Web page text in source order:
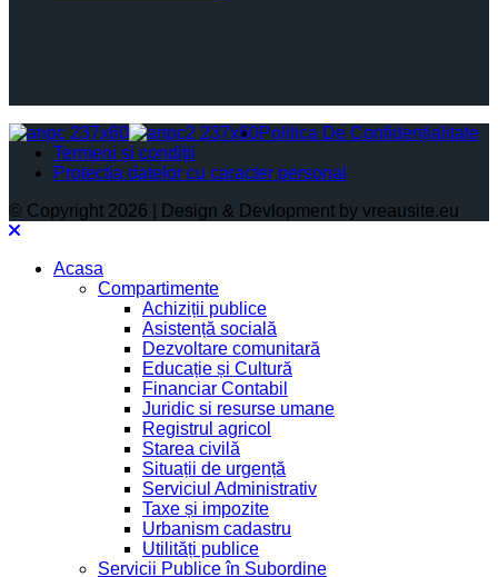
Politica De Confidențialitate
Termeni și condiții
Protectia datelor cu caracter personal
© Copyright 2026 | Design & Devlopment by vreausite.eu
Acasa
Compartimente
Achiziții publice
Asistență socială
Dezvoltare comunitară
Educație și Cultură
Financiar Contabil
Juridic si resurse umane
Registrul agricol
Starea civilă
Situații de urgență
Serviciul Administrativ
Taxe și impozite
Urbanism cadastru
Utilități publice
Servicii Publice în Subordine